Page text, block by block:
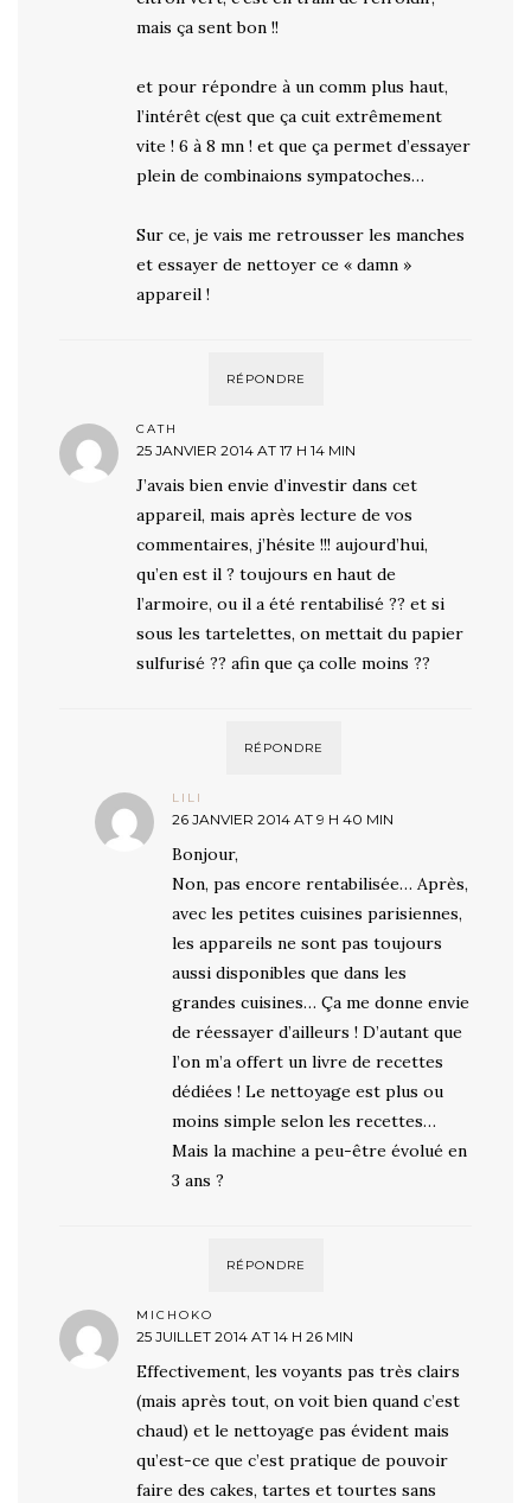
mais ça sent bon !!
et pour répondre à un comm plus haut,
l’intérêt c(est que ça cuit extrêmement
vite ! 6 à 8 mn ! et que ça permet d’essayer
plein de combinaions sympatoches…
Sur ce, je vais me retrousser les manches
et essayer de nettoyer ce « damn »
appareil !
RÉPONDRE
CATH
25 JANVIER 2014 AT 17 H 14 MIN
J’avais bien envie d’investir dans cet
appareil, mais après lecture de vos
commentaires, j’hésite !!! aujourd’hui,
qu’en est il ? toujours en haut de
l’armoire, ou il a été rentabilisé ?? et si
sous les tartelettes, on mettait du papier
sulfurisé ?? afin que ça colle moins ??
RÉPONDRE
LILI
26 JANVIER 2014 AT 9 H 40 MIN
Bonjour,
Non, pas encore rentabilisée… Après,
avec les petites cuisines parisiennes,
les appareils ne sont pas toujours
aussi disponibles que dans les
grandes cuisines… Ça me donne envie
de réessayer d’ailleurs ! D’autant que
l’on m’a offert un livre de recettes
dédiées ! Le nettoyage est plus ou
moins simple selon les recettes…
Mais la machine a peu-être évolué en
3 ans ?
RÉPONDRE
MICHOKO
25 JUILLET 2014 AT 14 H 26 MIN
Effectivement, les voyants pas très clairs
(mais après tout, on voit bien quand c’est
chaud) et le nettoyage pas évident mais
qu’est-ce que c’est pratique de pouvoir
faire des cakes, tartes et tourtes sans